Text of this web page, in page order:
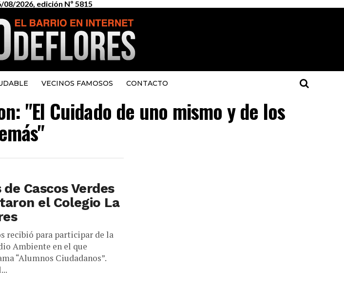
08/2026, edición Nº 5815
VECINOS FAMOSOS CONTACTO
"El Cuidado de uno mismo y de los
Cascos Verdes
el Colegio La
recibió para participar de la
Ambiente en el que
“Alumnos Ciudadanos”.